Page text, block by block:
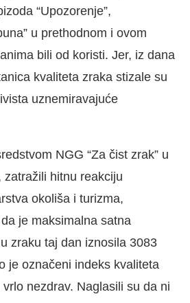
“Upozorenje”,
u prethodnom i ovom
bili od koristi. Jer, iz dana
kvaliteta zraka stizale su
uznemiravajuće
NGG “Za čist zrak” u
zatražili hitnu reakciju
okoliša i turizma,
je maksimalna satna
zraku taj dan iznosila 3083
je označeni indeks kvaliteta
nezdrav. Naglasili su da ni